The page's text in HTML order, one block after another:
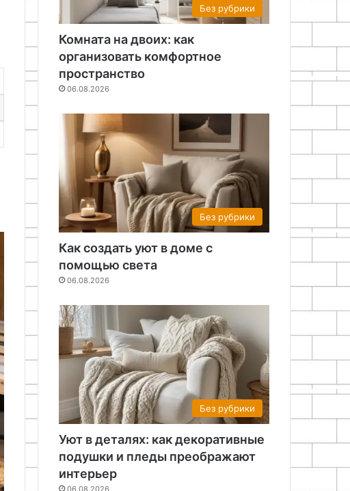
Без рубрики
Комната на двоих: как
организовать комфортное
пространство
06.08.2026
Без рубрики
Как создать уют в доме с
помощью света
06.08.2026
Без рубрики
Уют в деталях: как декоративные
подушки и пледы преображают
интерьер
06.08.2026